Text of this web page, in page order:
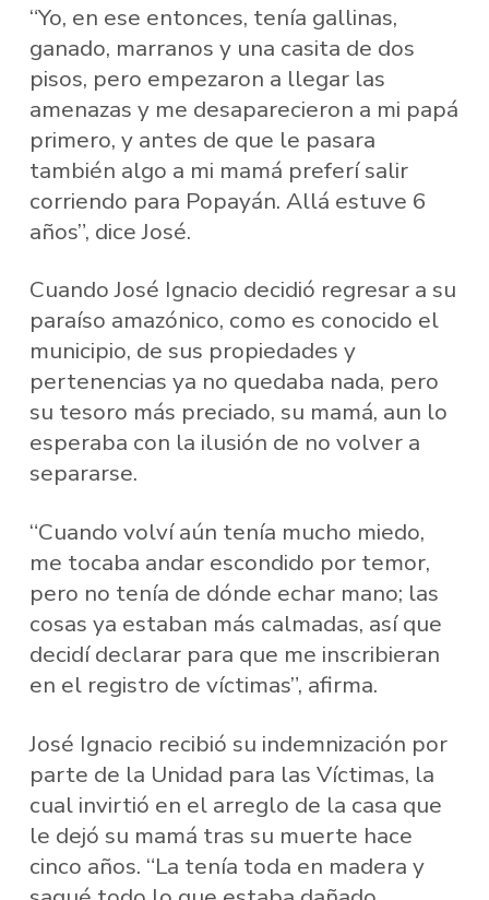
“Yo, en ese entonces, tenía gallinas,
ganado, marranos y una casita de dos
pisos, pero empezaron a llegar las
amenazas y me desaparecieron a mi papá
primero, y antes de que le pasara
también algo a mi mamá preferí salir
corriendo para Popayán. Allá estuve 6
años”, dice José.
Cuando José Ignacio decidió regresar a su
paraíso amazónico, como es conocido el
municipio, de sus propiedades y
pertenencias ya no quedaba nada, pero
su tesoro más preciado, su mamá, aun lo
esperaba con la ilusión de no volver a
separarse.
“Cuando volví aún tenía mucho miedo,
me tocaba andar escondido por temor,
pero no tenía de dónde echar mano; las
cosas ya estaban más calmadas, así que
decidí declarar para que me inscribieran
en el registro de víctimas”, afirma.
José Ignacio recibió su indemnización por
parte de la Unidad para las Víctimas, la
cual invirtió en el arreglo de la casa que
le dejó su mamá tras su muerte hace
cinco años. “La tenía toda en madera y